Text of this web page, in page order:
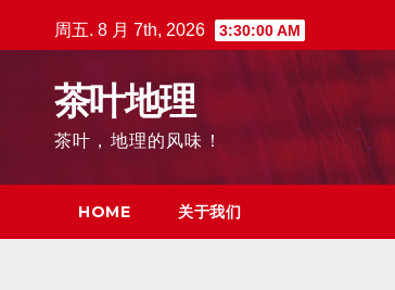
至
周五. 8 月 7th, 2026 3:30:02 AM
茶叶地理
茶叶，地理的风味！
HOME 关于我们